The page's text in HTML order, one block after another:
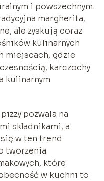
i powszechnym.
margherita,
ale zyskują coraz
kulinarnych
miejscach, gdzie
karczochy
kulinarnym
pozwala na
składnikami, a
w ten trend.
tworzenia
które
w kuchni to